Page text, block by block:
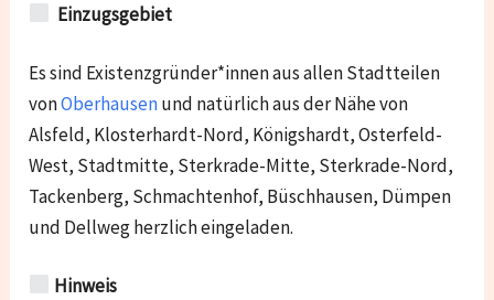
Einzugsgebiet
Es sind Existenzgründer*innen aus allen Stadtteilen
vonOberhausenund natürlich aus der Nähe von
Alsfeld, Klosterhardt-Nord, Königshardt, Osterfeld-
West, Stadtmitte, Sterkrade-Mitte, Sterkrade-Nord,
Tackenberg, Schmachtenhof, Büschhausen, Dümpen
und Dellwegherzlich eingeladen.
Hinweis